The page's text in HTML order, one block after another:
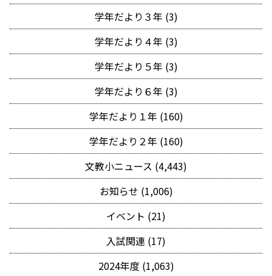
学年だより３年 (3)
学年だより４年 (3)
学年だより５年 (3)
学年だより６年 (3)
学年だより１年 (160)
学年だより２年 (160)
文教小ニュース (4,443)
お知らせ (1,006)
イベント (21)
入試関連 (17)
2024年度 (1,063)